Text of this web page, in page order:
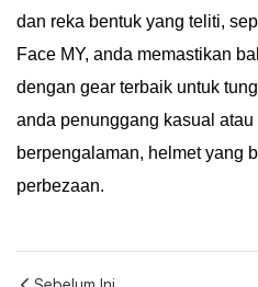
dan reka bentuk yang teliti,
Face MY, anda memastikan
dengan gear terbaik untuk
anda penunggang kasual
berpengalaman, helmet yang
perbezaan.